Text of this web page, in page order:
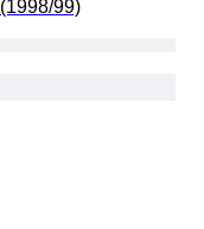
99)